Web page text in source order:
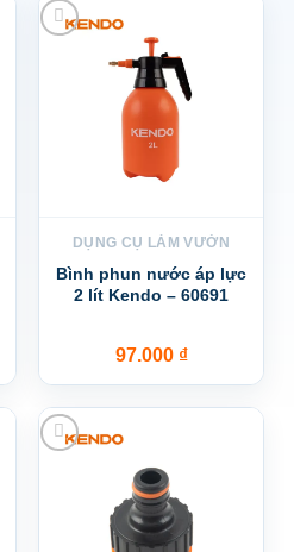
Add to wishlist
DỤNG CỤ LÀM VƯỜN
Bình phun nước áp lực
2 lít Kendo – 60691
97.000 ₫
Add to wishlist